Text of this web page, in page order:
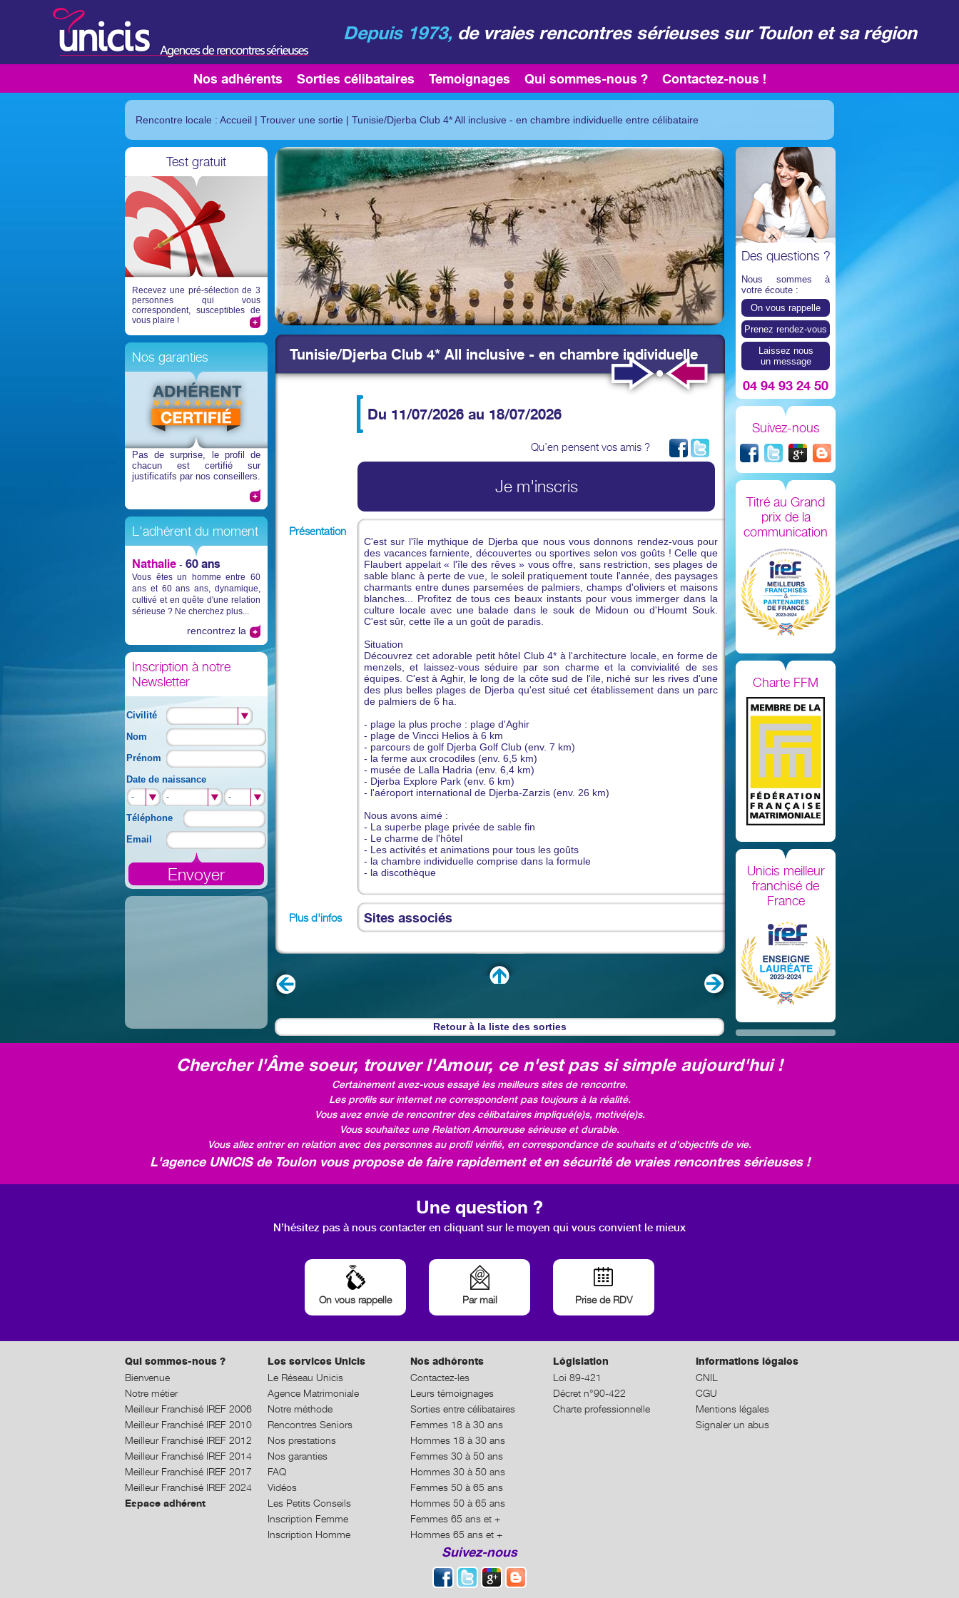
Depuis 1973,de vraies rencontres sérieuses sur Toulon et sa région
Nos adhérents Sorties célibataires Temoignages Qui sommes-nous ? Contactez-nous !
Rencontre locale : Accueil | Trouver une sortie | Tunisie/Djerba Club 4* All inclusive - en chambre individuelle entre célibataire
Test gratuit
Recevez une pré-sélection de 3
personnes qui vous
correspondent, susceptibles de
vous plaire !
Nos garanties
Pas de surprise, le profil de
chacun est certifié sur
justificatifs par nos conseillers.
L'adhérent du moment
Nathalie - 60 ans
Vous êtes un homme entre 60
ans et 60 ans ans, dynamique,
cultivé et en quête d'une relation
sérieuse ? Ne cherchez plus...
rencontrez la
Inscription à notre
Newsletter
Civilité
Nom
Prénom
Date de naissance
- - -
Téléphone
Email
Tunisie/Djerba Club 4* All inclusive - en chambre individuelle
Du 11/07/2026 au 18/07/2026
Qu’en pensent vos amis ?
Je m'inscris
Présentation
C'est sur l'île mythique de Djerba que nous vous donnons rendez-vous pour
des vacances farniente, découvertes ou sportives selon vos goûts ! Celle que
Flaubert appelait « l'île des rêves » vous offre, sans restriction, ses plages de
sable blanc à perte de vue, le soleil pratiquement toute l'année, des paysages
charmants entre dunes parsemées de palmiers, champs d'oliviers et maisons
blanches... Profitez de tous ces beaux instants pour vous immerger dans la
culture locale avec une balade dans le souk de Midoun ou d'Houmt Souk.
C'est sûr, cette île a un goût de paradis.
Situation
Découvrez cet adorable petit hôtel Club 4* à l'architecture locale, en forme de
menzels, et laissez-vous séduire par son charme et la convivialité de ses
équipes. C'est à Aghir, le long de la côte sud de l'ile, niché sur les rives d'une
des plus belles plages de Djerba qu'est situé cet établissement dans un parc
de palmiers de 6 ha.
- plage la plus proche : plage d'Aghir
- plage de Vincci Helios à 6 km
- parcours de golf Djerba Golf Club (env. 7 km)
- la ferme aux crocodiles (env. 6,5 km)
- musée de Lalla Hadria (env. 6,4 km)
- Djerba Explore Park (env. 6 km)
- l'aéroport international de Djerba-Zarzis (env. 26 km)
Nous avons aimé :
- La superbe plage privée de sable fin
- Le charme de l'hôtel
- Les activités et animations pour tous les goûts
- la chambre individuelle comprise dans la formule
- la discothèque
Plus d'infos Sites associés
Retour à la liste des sorties
Des questions ?
Nous sommes à
votre écoute :
On vous rappelle
Prenez rendez-vous
Laissez nous
un message
04 94 93 24 50
Suivez-nous
Titré au Grand
prix de la
communication
Charte FFM
Unicis meilleur
franchisé de
France
Chercher l'Âme soeur, trouver l'Amour, ce n'est pas si simple aujourd'hui !
Certainement avez-vous essayé les meilleurs sites de rencontre.
Les profils sur internet ne correspondent pas toujours à la réalité.
Vous avez envie de rencontrer des célibataires impliqué(e)s, motivé(e)s.
Vous souhaitez une Relation Amoureuse sérieuse et durable.
Vous allez entrer en relation avec des personnes au profil vérifié, en correspondance de souhaits et d'objectifs de vie.
L'agence UNICIS de Toulon vous propose de faire rapidement et en sécurité de vraies rencontres sérieuses !
Une question ?
N’hésitez pas à nous contacter en cliquant sur le moyen qui vous convient le mieux
On vous rappelle Par mail Prise de RDV
Qui sommes-nous ?
Bienvenue
Notre métier
Meilleur Franchisé IREF 2006
Meilleur Franchisé IREF 2010
Meilleur Franchisé IREF 2012
Meilleur Franchisé IREF 2014
Meilleur Franchisé IREF 2017
Meilleur Franchisé IREF 2024
Espace adhérent
Les services Unicis
Le Réseau Unicis
Agence Matrimoniale
Notre méthode
Rencontres Seniors
Nos prestations
Nos garanties
FAQ
Vidéos
Les Petits Conseils
Inscription Femme
Inscription Homme
Nos adhérents
Contactez-les
Leurs témoignages
Sorties entre célibataires
Femmes 18 à 30 ans
Hommes 18 à 30 ans
Femmes 30 à 50 ans
Hommes 30 à 50 ans
Femmes 50 à 65 ans
Hommes 50 à 65 ans
Femmes 65 ans et +
Hommes 65 ans et +
Législation
Loi 89-421
Décret n°90-422
Charte professionnelle
Informations légales
CNIL
CGU
Mentions légales
Signaler un abus
Suivez-nous